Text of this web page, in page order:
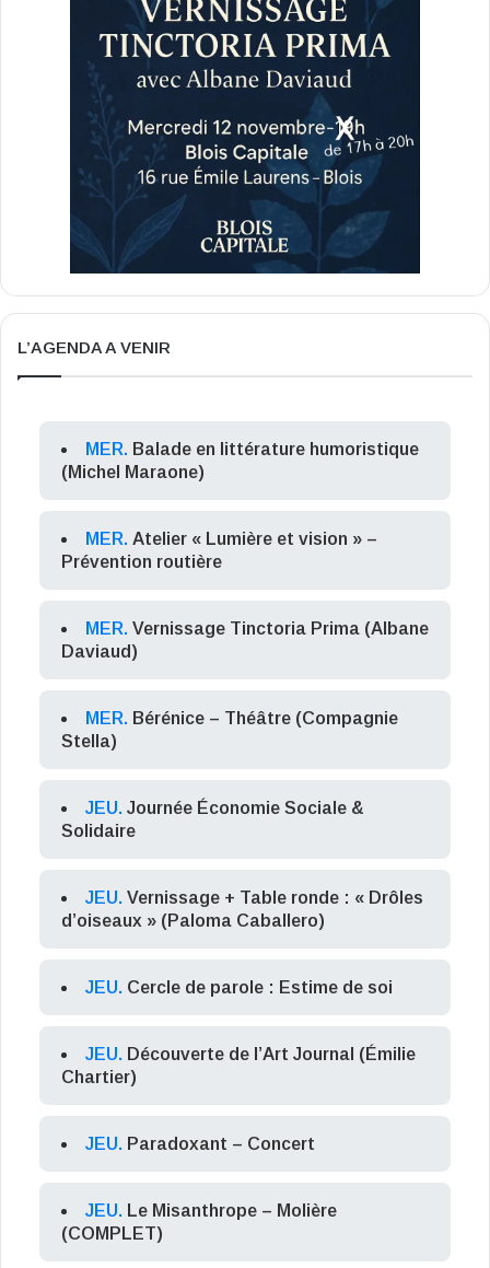
L’AGENDA A VENIR
MER. Balade en littérature humoristique
(Michel Maraone)
MER. Atelier « Lumière et vision » –
Prévention routière
MER. Vernissage Tinctoria Prima (Albane
Daviaud)
MER. Bérénice – Théâtre (Compagnie
Stella)
JEU. Journée Économie Sociale &
Solidaire
JEU. Vernissage + Table ronde : « Drôles
d’oiseaux » (Paloma Caballero)
JEU. Cercle de parole : Estime de soi
JEU. Découverte de l’Art Journal (Émilie
Chartier)
JEU. Paradoxant – Concert
JEU. Le Misanthrope – Molière
(COMPLET)